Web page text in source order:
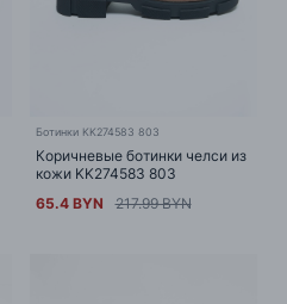
Ботинки KK274583 803
Коричневые ботинки челси из
кожи KK274583 803
65.4 BYN
217.99 BYN